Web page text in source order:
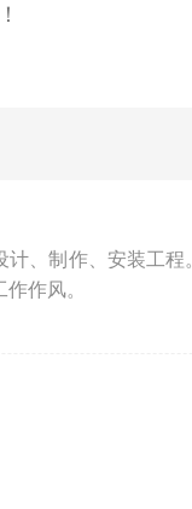
、制作、安装工
作风。